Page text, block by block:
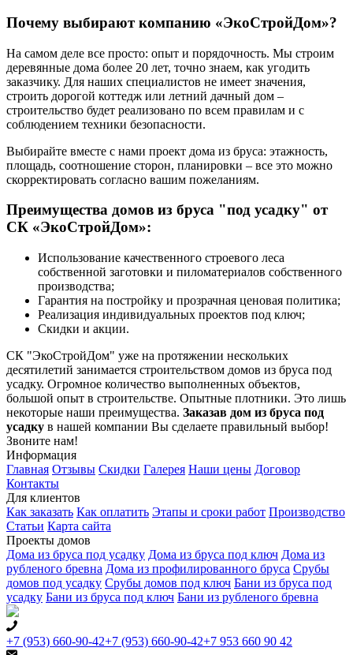
Почему выбирают компанию «ЭкоСтройДом»?
На самом деле все просто: опыт и порядочность. Мы строим
деревянные дома более 20 лет, точно знаем, как угодить
заказчику. Для наших специалистов не имеет значения,
строить дорогой коттедж или летний дачный дом –
строительство будет реализовано по всем правилам и с
соблюдением техники безопасности.
Выбирайте вместе с нами проект дома из бруса: этажность,
площадь, соотношение сторон, планировки – все это можно
скорректировать согласно вашим пожеланиям.
Преимущества домов из бруса "под усадку" от
СК «ЭкоСтройДом»:
Использование качественного строевого леса
собственной заготовки и пиломатериалов собственного
производства;
Гарантия на постройку и прозрачная ценовая политика;
Реализация индивидуальных проектов под ключ;
Скидки и акции.
СК "ЭкоСтройДом" уже на протяжении нескольких
десятилетий занимается строительством домов из бруса под
усадку. Огромное количество выполненных объектов,
большой опыт в строительстве. Опытные плотники. Это лишь
некоторые наши преимущества. Заказав дом из бруса под
усадку в нашей компании Вы сделаете правильный выбор!
Звоните нам!
Информация
Главная Отзывы Скидки Галерея Наши цены Договор
Контакты
Для клиентов
Как заказать Как оплатить Этапы и сроки работ Производство
Статьи Карта сайта
Проекты домов
Дома из бруса под усадку Дома из бруса под ключ Дома из
рубленого бревна Дома из профилированного бруса Срубы
домов под усадку Срубы домов под ключ Бани из бруса под
усадку Бани из бруса под ключ Бани из рубленого бревна
+7 (953) 660-90-42+7 (953) 660-90-42+7 953 660 90 42